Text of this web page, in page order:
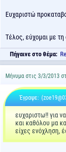
Ευχαριστώ
Τέλος, εύχομαι με
Πήγαινε στο θέμα:
Μήνυμα στις 3/3/2013
Έγραψε:
ευχαριστω!! για
και καθόλου μα
είχες ενόχληση,